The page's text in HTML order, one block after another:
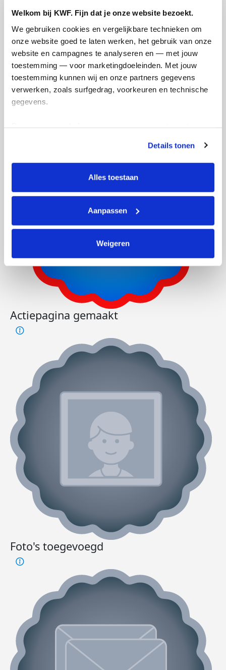
Welkom bij KWF. Fijn dat je onze website bezoekt.
We gebruiken cookies en vergelijkbare technieken om
onze website goed te laten werken, het gebruik van onze
website en campagnes te analyseren en — met jouw
toestemming — voor marketingdoeleinden. Met jouw
toestemming kunnen wij en onze partners gegevens
verwerken, zoals surfgedrag, voorkeuren en technische
gegevens.
tonen. Je kunt je toestemming op elk moment wijzigen of
intrekken via Cookie instellingen onderaan de pagina. De
lijst met cookies is te vinden in het tabblad “details”.
Details tonen
Alles toestaan
Aanpassen
Weigeren
284
kms
Mijn afstandsdoel21 kms
Femke's badges
Actiepagina gemaakt
Foto's toegevoegd